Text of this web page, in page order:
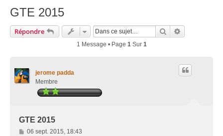
GTE 2015
Répondre Rechercher
1 Message • Page 1 Sur 1
jerome padda
Membre
GTE 2015
M
06 sept. 2015, 18:43